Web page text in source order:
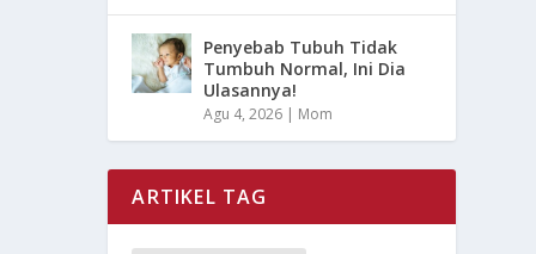
Penyebab Tubuh Tidak
Tumbuh Normal, Ini Dia
Ulasannya!
Agu 4, 2026 | Mom
ARTIKEL TAG